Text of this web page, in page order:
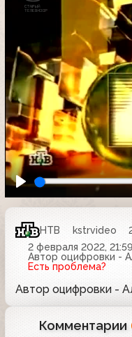
НТВ kstrvideo
2 февраля 2022, 21:59
Автор оцифровки -
Есть проблема?
Автор оцифровки -
Комментарии